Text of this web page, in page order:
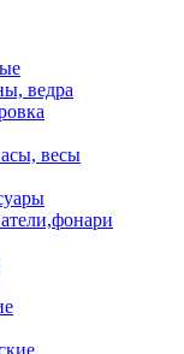
ведра
весы